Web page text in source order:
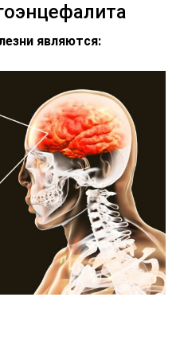
являются: